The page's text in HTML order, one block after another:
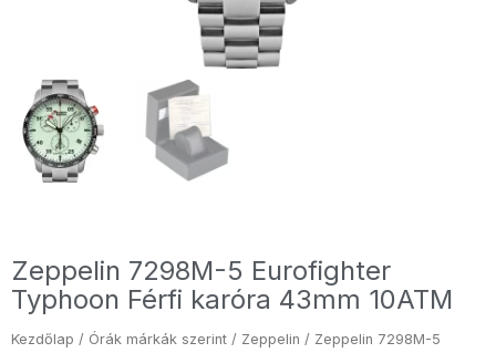
Zeppelin 7298M-5 Eurofighter
Typhoon Férfi karóra 43mm 10ATM
Kezdőlap / Órák márkák szerint / Zeppelin / Zeppelin 7298M-5